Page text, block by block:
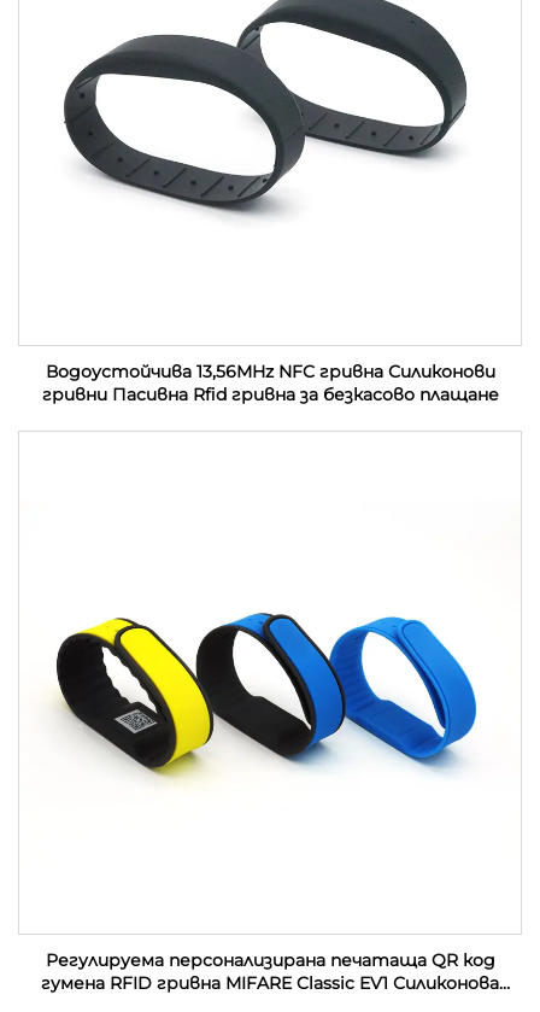
Водоустойчива 13,56MHz NFC гривна Силиконови
гривни Пасивна Rfid гривна за безкасово плащане
Регулируема персонализирана печатаща QR код
гумена RFID гривна MIFARE Classic EV1 Силиконова